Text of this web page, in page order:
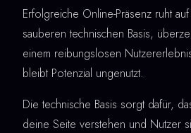
Erfolgreiche Online-Präsenz ruht
sauberen technischen Basis,
einem reibungslosen
bleibt Potenzial ungenutzt.
Die technische Basis sorgt dafür,
deine Seite verstehen und Nutzer